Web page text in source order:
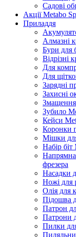
Садові
Акції Metabo
Приладдя
Алмазні
Бури для
Відрізні
Для
Для
Зарядні
Захисні
Зубило
Кейси
Коронки
Мішки
Набір
фрезера
Насадки
Ножі для
Олія для
Підошва
Патрон
Патрони
Пилки